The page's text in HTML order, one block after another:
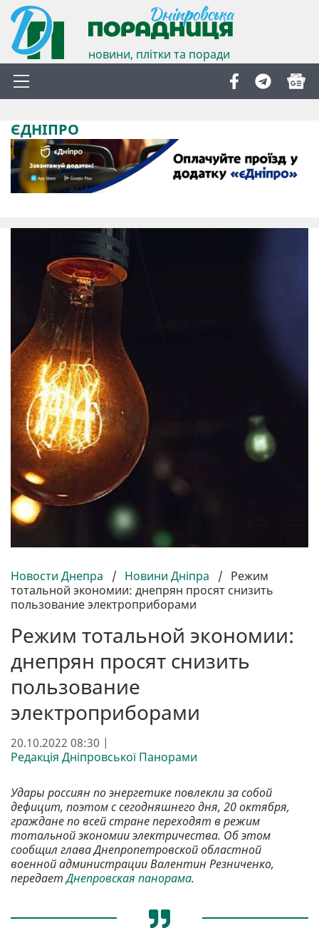
новини, плітки та поради
ЄДНІПРО
Новости Днепра / Новини Дніпра / Режим
тотальной экономии: днепрян просят снизить
пользование электроприборами
Режим тотальной экономии:
днепрян просят снизить
пользование
электроприборами
20.10.2022 08:30 |
Редакція Дніпровської Панорами
Удары россиян по энергетике повлекли за собой
дефицит, поэтом с сегодняшнего дня, 20 октября,
граждане по всей стране переходят в режим
тотальной экономии электричества. Об этом
сообщил глава Днепропетровской областной
военной администрации Валентин Резниченко,
передаетДнепровская панорама.